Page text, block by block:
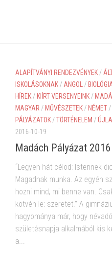
ALAPÍTVÁNYI RENDEZVÉNYEK/
ISKOLÁSOKNAK/ANGOL/
HÍREK/ KIÍRT VERSENYEINK/
MAGYAR / MŰVÉSZETEK/ NÉMET/
PÁLYÁZATOK/TÖRTÉNELEM /
2016-10-19
Madách Pályázat 2016
“Legyen hát célod: Istennek
Magadnak munka. Az egyén
hozni mind, mi benne van.
kötvén le: szeretet.” A
hagyománya már, hogy
születésnapja alkalmából kis
a...